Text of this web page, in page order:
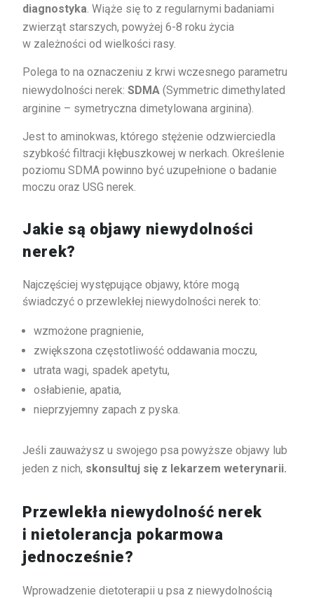
diagnostyka. Wiąże się to z regularnymi badaniami
zwierząt starszych, powyżej 6-8 roku życia
w zależności od wielkości rasy.
Polega to na oznaczeniu z krwi wczesnego parametru
niewydolności nerek: SDMA (Symmetric dimethylated
arginine – symetryczna dimetylowana arginina).
Jest to aminokwas, którego stężenie odzwierciedla
szybkość filtracji kłębuszkowej w nerkach. Określenie
poziomu SDMA powinno być uzupełnione o badanie
moczu oraz USG nerek.
Jakie są objawy niewydolności
nerek?
Najczęściej występujące objawy, które mogą
świadczyć o przewlekłej niewydolności nerek to:
wzmożone pragnienie,
zwiększona częstotliwość oddawania moczu,
utrata wagi, spadek apetytu,
osłabienie, apatia,
nieprzyjemny zapach z pyska.
Jeśli zauważysz u swojego psa powyższe objawy lub
jeden z nich, skonsultuj się z lekarzem weterynarii.
Przewlekła niewydolność nerek
i nietolerancja pokarmowa
jednocześnie?
Wprowadzenie dietoterapii u psa z niewydolnością